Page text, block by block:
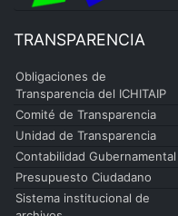
TRANSPARENCIA
Obligaciones de
Transparencia del ICHITAIP
Comité de Transparencia
Unidad de Transparencia
Contabilidad Gubernamental
Presupuesto Ciudadano
Sistema institucional de